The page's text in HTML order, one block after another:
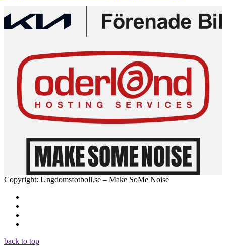
Copyright: Ungdomsfotboll.se – Make SoMe Noise
back to top